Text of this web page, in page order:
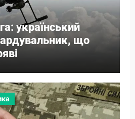
український
що